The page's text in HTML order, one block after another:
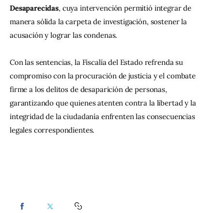
Desaparecidas, cuya intervención permitió integrar de
manera sólida la carpeta de investigación, sostener la
acusación y lograr las condenas.
Con las sentencias, la Fiscalía del Estado refrenda su
compromiso con la procuración de justicia y el combate
firme a los delitos de desaparición de personas,
garantizando que quienes atenten contra la libertad y la
integridad de la ciudadanía enfrenten las consecuencias
legales correspondientes.